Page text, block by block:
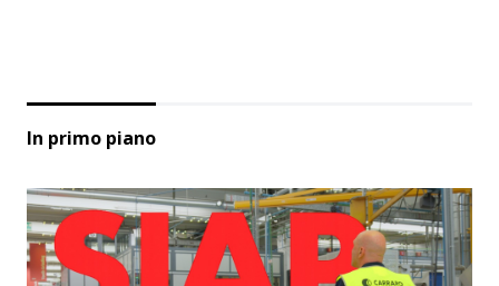
In primo piano